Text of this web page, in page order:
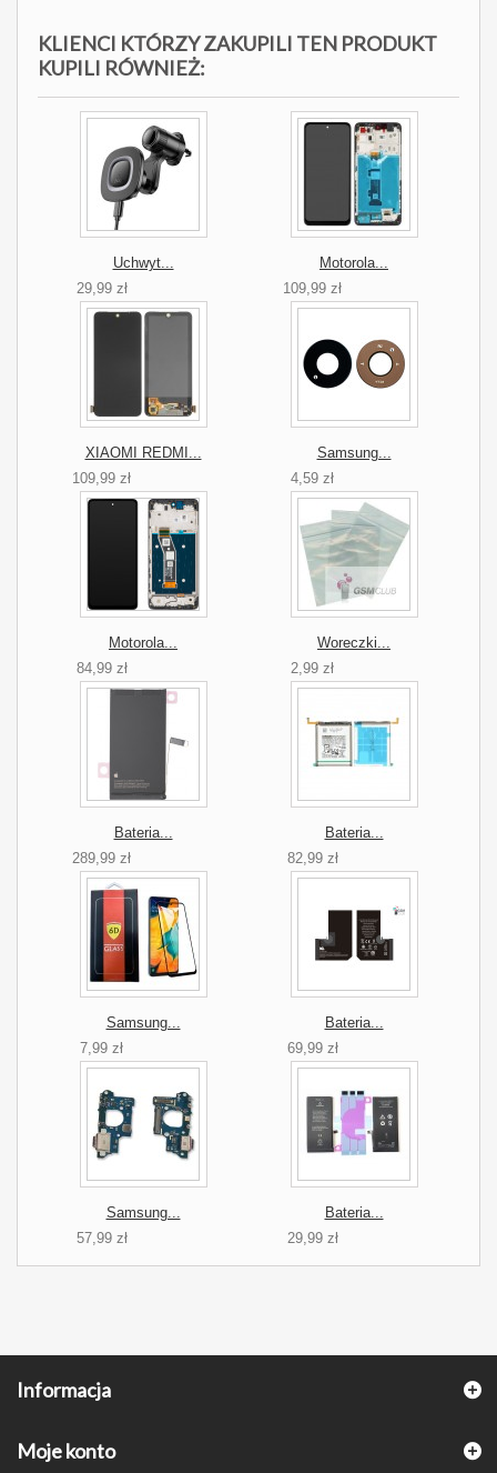
KLIENCI KTÓRZY ZAKUPILI TEN PRODUKT
KUPILI RÓWNIEŻ:
Uchwyt...
29,99 zł
Motorola...
109,99 zł
XIAOMI REDMI...
109,99 zł
Samsung...
4,59 zł
Motorola...
84,99 zł
Woreczki...
2,99 zł
Bateria...
289,99 zł
Bateria...
82,99 zł
Samsung...
7,99 zł
Bateria...
69,99 zł
Samsung...
57,99 zł
Bateria...
29,99 zł
Informacja
Moje konto